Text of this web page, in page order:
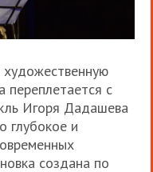
художественную
переплетается с
Игоря Дадашева
глубокое и
создана по